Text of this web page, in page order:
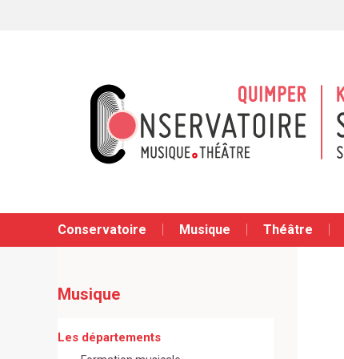
Conservatoire Musique Théâtre
Musique
Les départements